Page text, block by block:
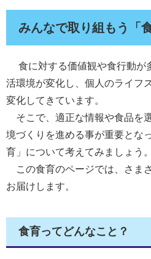
みんなで取り組もう「食
食に対する価値観や食行動が
活環境が変化し、個人のライフ
変化してきています。
そこで、適正な情報や食品を
境づくりを進める事が重要とな
育」について考えてみましょう。
この食育のページでは、さま
お届けします。
食育ってどんなこと？